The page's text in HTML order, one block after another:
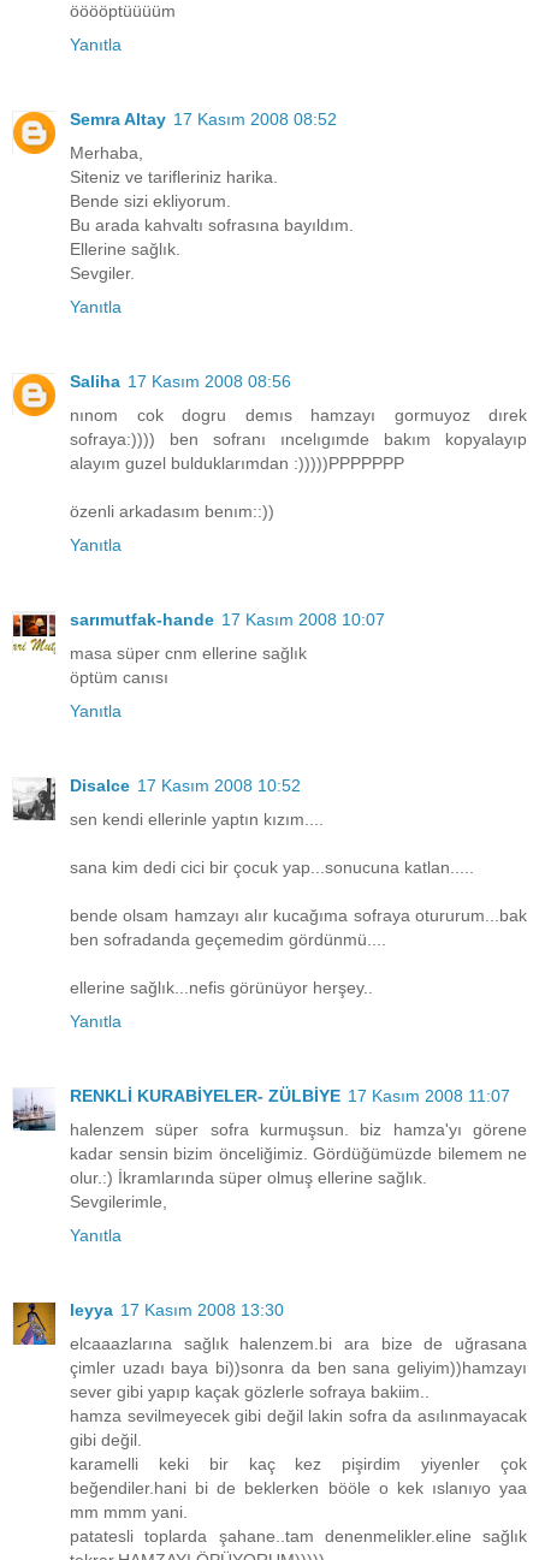
ööööptüüüüm
Yanıtla
Semra Altay 17 Kasım 2008 08:52
Merhaba,
Siteniz ve tarifleriniz harika.
Bende sizi ekliyorum.
Bu arada kahvaltı sofrasına bayıldım.
Ellerine sağlık.
Sevgiler.
Yanıtla
Saliha 17 Kasım 2008 08:56
nınom cok dogru demıs hamzayı gormuyoz dırek
sofraya:)))) ben sofranı ıncelıgımde bakım kopyalayıp
alayım guzel bulduklarımdan :)))))PPPPPPP
özenli arkadasım benım::))
Yanıtla
sarımutfak-hande 17 Kasım 2008 10:07
masa süper cnm ellerine sağlık
öptüm canısı
Yanıtla
Disalce 17 Kasım 2008 10:52
sen kendi ellerinle yaptın kızım....
sana kim dedi cici bir çocuk yap...sonucuna katlan.....
bende olsam hamzayı alır kucağıma sofraya otururum...bak
ben sofradanda geçemedim gördünmü....
ellerine sağlık...nefis görünüyor herşey..
Yanıtla
RENKLİ KURABİYELER- ZÜLBİYE 17 Kasım 2008 11:07
halenzem süper sofra kurmuşsun. biz hamza'yı görene
kadar sensin bizim önceliğimiz. Gördüğümüzde bilemem ne
olur.:) İkramlarında süper olmuş ellerine sağlık.
Sevgilerimle,
Yanıtla
leyya 17 Kasım 2008 13:30
elcaaazlarına sağlık halenzem.bi ara bize de uğrasana
çimler uzadı baya bi))sonra da ben sana geliyim))hamzayı
sever gibi yapıp kaçak gözlerle sofraya bakiim..
hamza sevilmeyecek gibi değil lakin sofra da asılınmayacak
gibi değil.
karamelli keki bir kaç kez pişirdim yiyenler çok
beğendiler.hani bi de beklerken bööle o kek ıslanıyo yaa
mm mmm yani.
patatesli toplarda şahane..tam denenmelikler.eline sağlık